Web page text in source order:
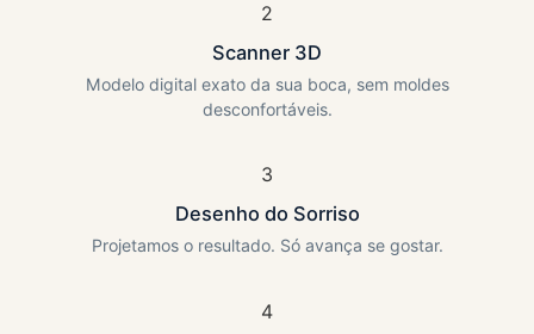
2
Scanner 3D
Modelo digital exato da sua boca, sem moldes
desconfortáveis.
3
Desenho do Sorriso
Projetamos o resultado. Só avança se gostar.
4